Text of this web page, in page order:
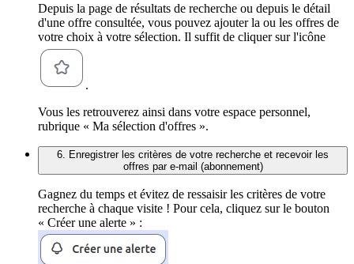
Depuis la page de résultats de recherche ou depuis le détail
d'une offre consultée, vous pouvez ajouter la ou les offres de
votre choix à votre sélection. Il suffit de cliquer sur l'icône
.
Vous les retrouverez ainsi dans votre espace personnel,
rubrique « Ma sélection d'offres ».
6. Enregistrer les critères de votre recherche et recevoir les
offres par e-mail (abonnement)
Gagnez du temps et évitez de ressaisir les critères de votre
recherche à chaque visite ! Pour cela, cliquez sur le bouton
« Créer une alerte » :